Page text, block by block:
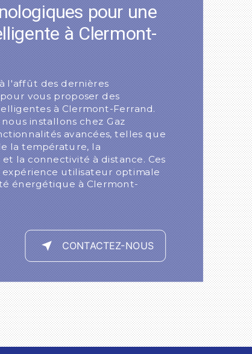
pour une
à Clermont-
l'affût des dernières
vous proposer des
à Clermont-Ferrand.
installons chez Gaz
avancées, telles que
la température, la
la connectivité à distance. Ces
utilisateur optimale
énergétique à Clermont-
CONTACTEZ-NOUS